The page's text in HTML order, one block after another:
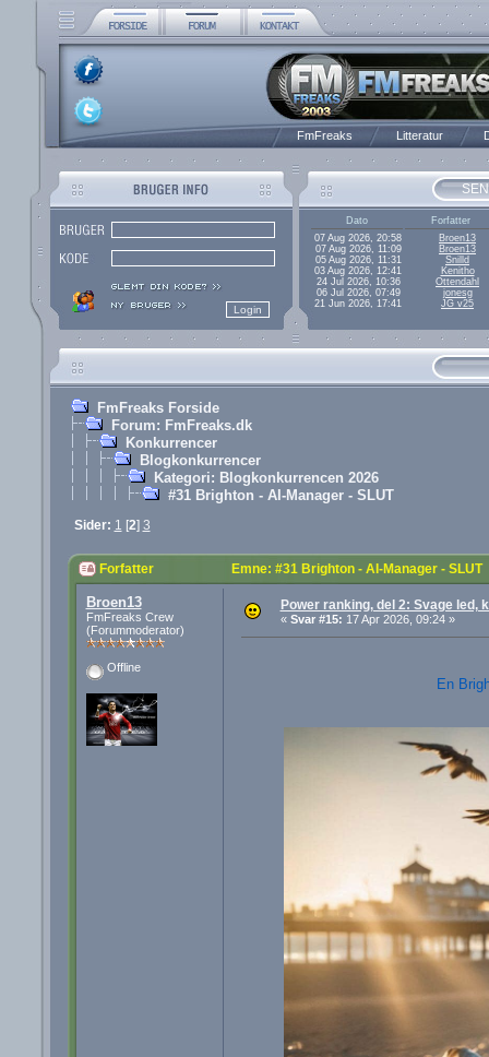
FmFreaks Litteratur
Dato
Forfatter
07 Aug 2026, 20:58
Broen13
07 Aug 2026, 11:09
Broen13
05 Aug 2026, 11:31
Snilld
03 Aug 2026, 12:41
Kenitho
24 Jul 2026, 10:36
Ottendahl
06 Jul 2026, 07:49
jonesg
21 Jun 2026, 17:41
JG v25
FmFreaks Forside
Forum: FmFreaks.dk
Konkurrencer
Blogkonkurrencer
Kategori: Blogkonkurrencen 2026
#31 Brighton - AI-Manager - SLUT
Sider: 1 [2] 3
Forfatter Emne: #31 Brighton - AI-Manager -
Broen13
FmFreaks Crew
(Forummoderator)
Offline
Power ranking, del 2: Svage
« Svar #15: 17 Apr 2026, 09:24 »
En